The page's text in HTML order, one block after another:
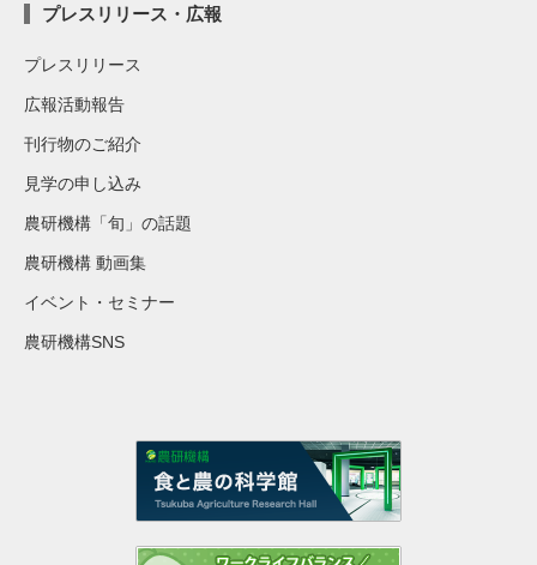
プレスリリース・広報
プレスリリース
広報活動報告
刊行物のご紹介
見学の申し込み
農研機構「旬」の話題
農研機構 動画集
イベント・セミナー
農研機構SNS